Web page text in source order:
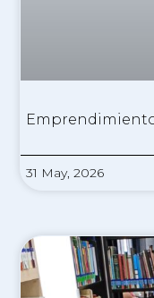
31 May, 2026